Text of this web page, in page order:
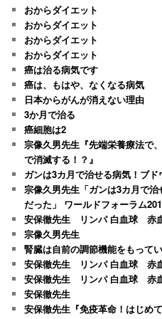
おからダイエット
おからダイエット
おからダイエット
おからダイエット
癌は治る病気です
癌は、もはや、なくなる病気
日本からがんが消えない理由
3か月で治る
癌細胞は2
宗像久男先生『先端栄養療法で
で消滅する！？』
ガンは3カ月で治せる病気！ブド
宗像久男先生「ガンは3カ月で
だった」 ワールドフォーラム
安保徹先生 リンパ 白血球 赤
宗像久男先生
腎臓は自前の調節機能をもって
安保徹先生 リンパ 白血球 赤
安保徹先生 リンパ 白血球 赤
安保徹先生
安保徹先生『免疫革命！はじめ